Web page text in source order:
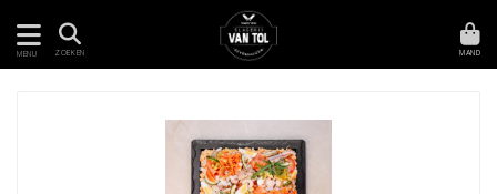
MENU ZOEKEN MAND